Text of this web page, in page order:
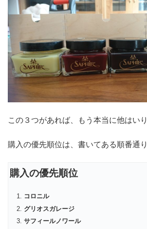
この３つがあれば、もう本当に他はいり
購入の優先順位は、書いてある順番通り
購入の優先順位
コロニル
グリオスガレージ
サフィールノワール